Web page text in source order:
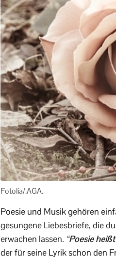
Fotolia/.AGA.
Poesie und Musik gehören
gesungene Liebesbriefe, die
erwachen lassen. “Poesie
der für seine Lyrik schon den